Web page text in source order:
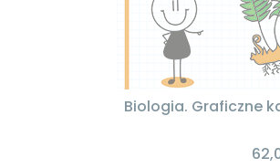
Biologia. Graficzne